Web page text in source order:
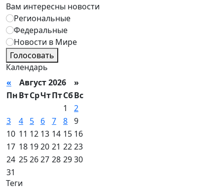
Вам интересны новости
Региональные
Федеральные
Новости в Мире
Голосовать
Календарь
« Август 2026 »
ПнВтСрЧтПтСбВс
1
2
3
4 5 6 7 8 9
10 11 12 13 14 15 16
17 18 1920 21 2223
24 252627 28 2930
31
Теги